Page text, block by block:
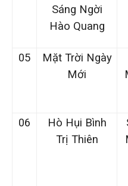
Sáng Ngời
Hào Quang
05
Mặt Trời Ngày
Mới
06
Hò Hụi Bình
Trị Thiên